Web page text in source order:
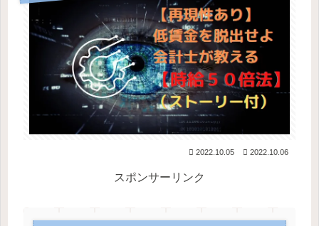
2022.10.05 2022.10.06
スポンサーリンク